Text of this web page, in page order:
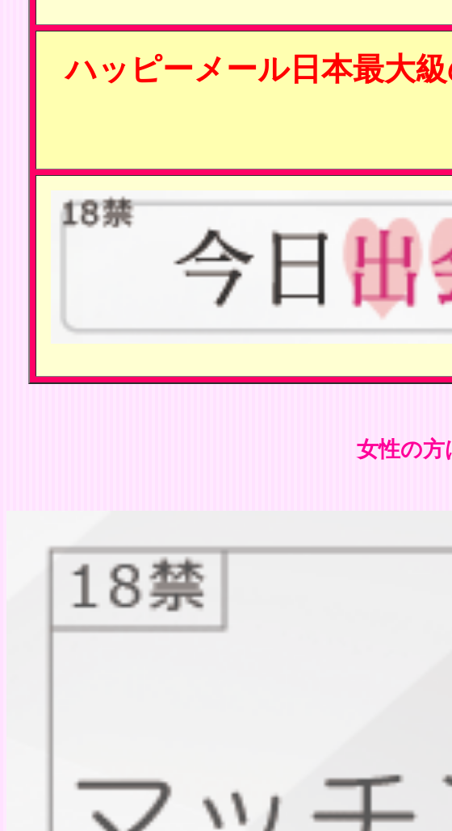
ハッピーメール日本最大
女性の